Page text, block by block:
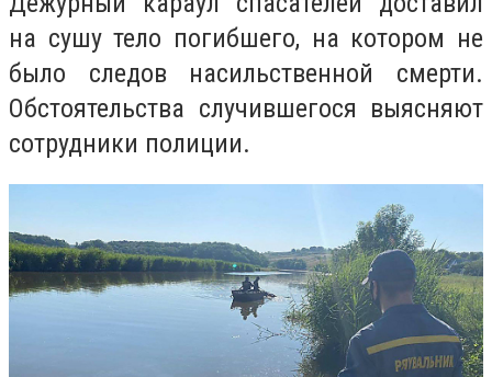
на сушу тело погибшего, на котором не
было следов насильственной смерти.
Обстоятельства случившегося выясняют
сотрудники полиции.